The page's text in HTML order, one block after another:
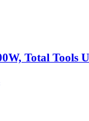
Total Tools